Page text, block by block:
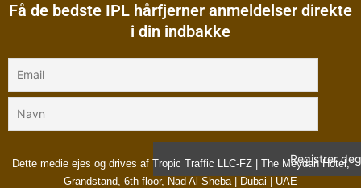
Få de bedste IPL hårfjerner anmeldelser direkte
i din indbakke
Dette medie ejes og drives af Tropic Traffic LLC-FZ | The Meydan Hotel,
Grandstand, 6th floor, Nad Al Sheba | Dubai | UAE